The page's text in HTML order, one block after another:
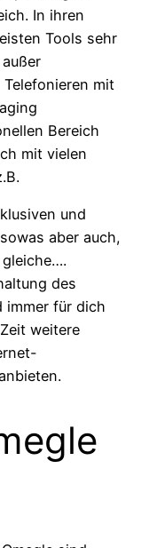
In ihren
Tools sehr
mit
Bereich
mit vielen
und
aber auch,
des
immer für dich
weitere